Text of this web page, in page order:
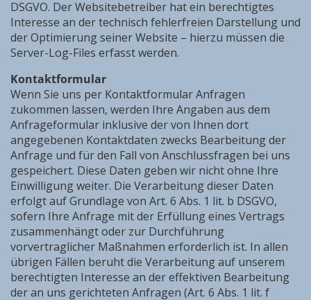
DSGVO. Der Websitebetreiber hat ein berechtigtes
Interesse an der technisch fehlerfreien Darstellung und
der Optimierung seiner Website – hierzu müssen die
Server-Log-Files erfasst werden.
Kontaktformular
Wenn Sie uns per Kontaktformular Anfragen
zukommen lassen, werden Ihre Angaben aus dem
Anfrageformular inklusive der von Ihnen dort
angegebenen Kontaktdaten zwecks Bearbeitung der
Anfrage und für den Fall von Anschlussfragen bei uns
gespeichert. Diese Daten geben wir nicht ohne Ihre
Einwilligung weiter. Die Verarbeitung dieser Daten
erfolgt auf Grundlage von Art. 6 Abs. 1 lit. b DSGVO,
sofern Ihre Anfrage mit der Erfüllung eines Vertrags
zusammenhängt oder zur Durchführung
vorvertraglicher Maßnahmen erforderlich ist. In allen
übrigen Fällen beruht die Verarbeitung auf unserem
berechtigten Interesse an der effektiven Bearbeitung
der an uns gerichteten Anfragen (Art. 6 Abs. 1 lit. f